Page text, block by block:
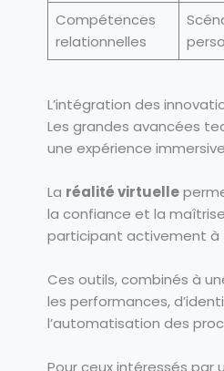
Compétences
relationnelles
L’intégration des
Les grandes avancées
une expérience
La réalité virtuelle
la confiance et la
participant activement à
Ces outils, combinés à
les performances,
l’automatisation des
Pour ceux intéressés par